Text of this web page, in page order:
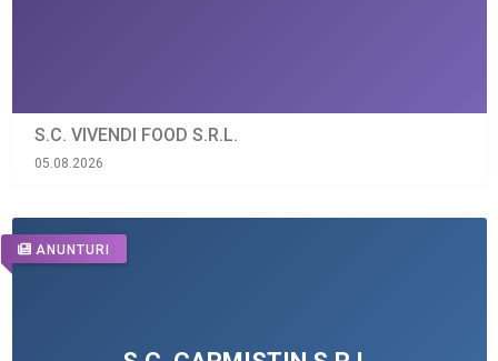
S.C. VIVENDI FOOD S.R.L.
05.08.2026
ANUNTURI